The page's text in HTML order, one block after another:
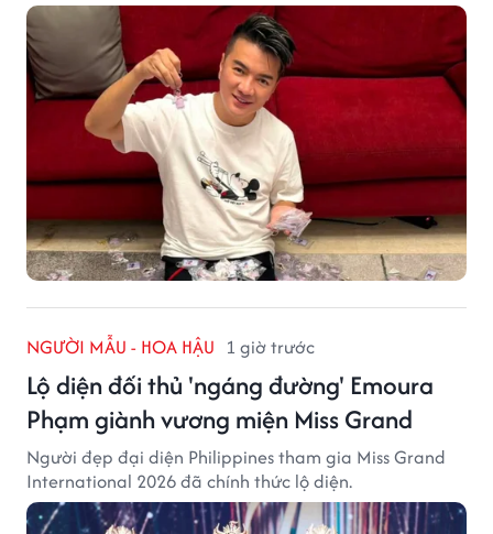
NGƯỜI MẪU - HOA HẬU 1 giờ trước
Lộ diện đối thủ 'ngáng đường' Emoura
Phạm giành vương miện Miss Grand
Người đẹp đại diện Philippines tham gia Miss Grand
International 2026 đã chính thức lộ diện.